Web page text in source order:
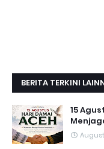
BERITA TERKINI
15